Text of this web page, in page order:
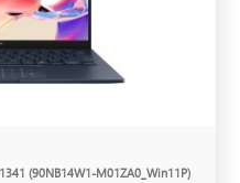
(90NB14W1-M01ZA0_Win11P)